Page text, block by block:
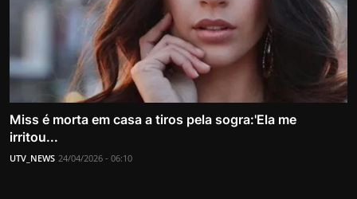
Miss é morta em casa a tiros pela sogra:'Ela me
irritou...
UTV_NEWS 24/04/2026 - 06:10